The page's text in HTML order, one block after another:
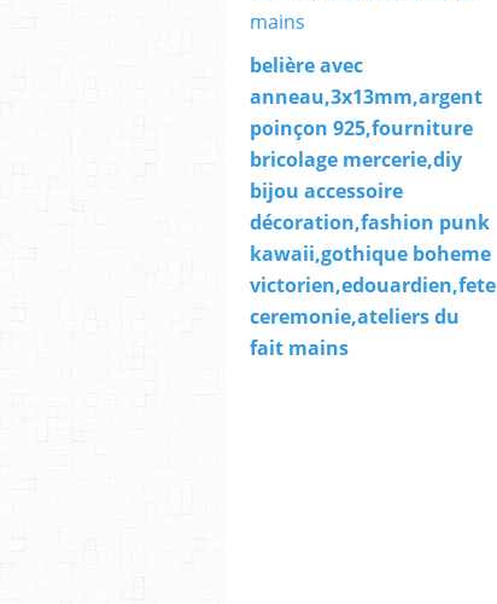
belière avec
anneau,3x13mm,argent
poinçon 925,fourniture
bricolage mercerie,diy
bijou accessoire
décoration,fashion punk
kawaii,gothique boheme
victorien,edouardien,fete
ceremonie,ateliers du
fait mains